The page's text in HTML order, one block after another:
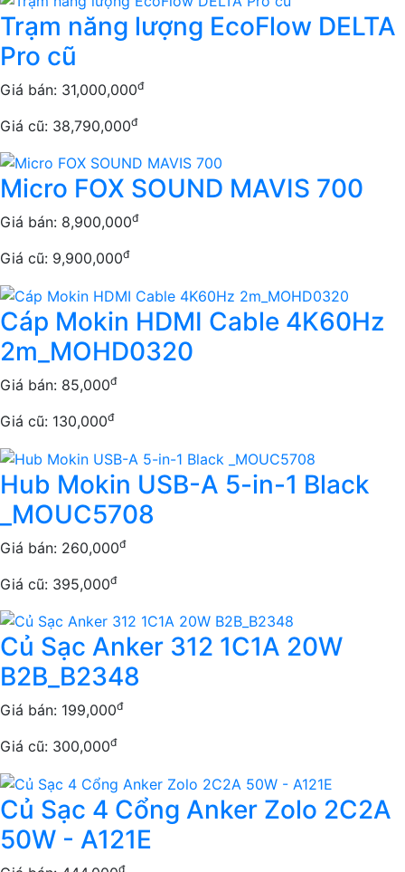
Trạm năng lượng EcoFlow DELTA
Pro cũ
Giá bán: 31,000,000đ
Giá cũ: 38,790,000đ
Micro FOX SOUND MAVIS 700
Giá bán: 8,900,000đ
Giá cũ: 9,900,000đ
Cáp Mokin HDMI Cable 4K60Hz
2m_MOHD0320
Giá bán: 85,000đ
Giá cũ: 130,000đ
Hub Mokin USB-A 5-in-1 Black
_MOUC5708
Giá bán: 260,000đ
Giá cũ: 395,000đ
Củ Sạc Anker 312 1C1A 20W
B2B_B2348
Giá bán: 199,000đ
Giá cũ: 300,000đ
Củ Sạc 4 Cổng Anker Zolo 2C2A
50W - A121E
đ